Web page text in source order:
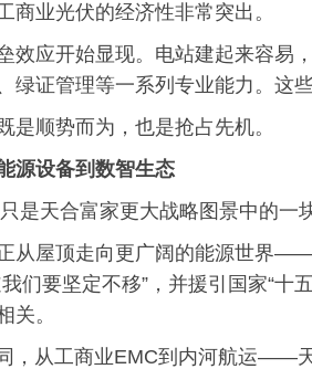
商业光伏的经济性非常突出。
效应开始显现。电站建起来容易
绿证管理等一系列专业能力。这
是顺势而为，也是抢占先机。
源设备到数智生态
是天合富家更大战略图景中的一
从屋顶走向更广阔的能源世界
们要坚定不移”，并援引国家“十
关。
，从工商业EMC到内河航运——